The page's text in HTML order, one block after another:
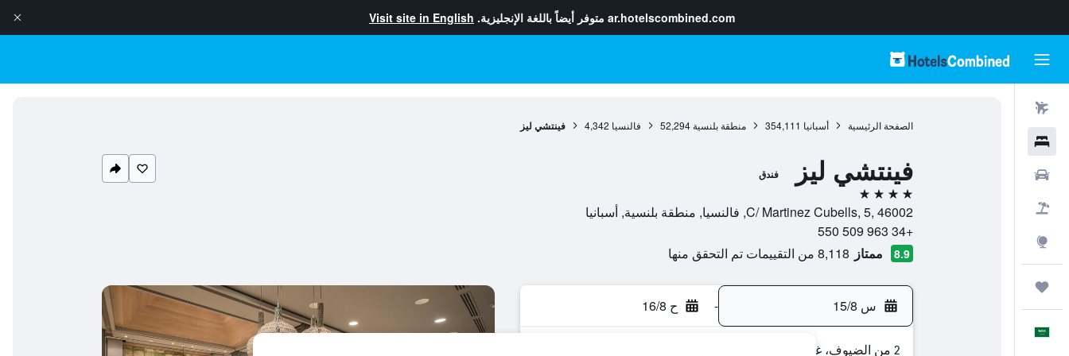
ar.hotelscombined.com متوفر أيضاً باللغة الإنجليزية. Visit site in English
الصفحة الرئيسية أسبانيا 354,111 منطقة بلنسية 52,294 فالنسيا 4,342 فينتشي ليز
فينتشي ليز فندق
4 نجوم
C/ Martinez Cubells, 5, 46002, فالنسيا, منطقة بلنسية, أسبانيا
+34 963 509 550
8.9 ممتاز 8,118 من التقييمات تم التحقق منها
س 15/8 - ح 16/8
2 من الضيوف، غرفة واحدة